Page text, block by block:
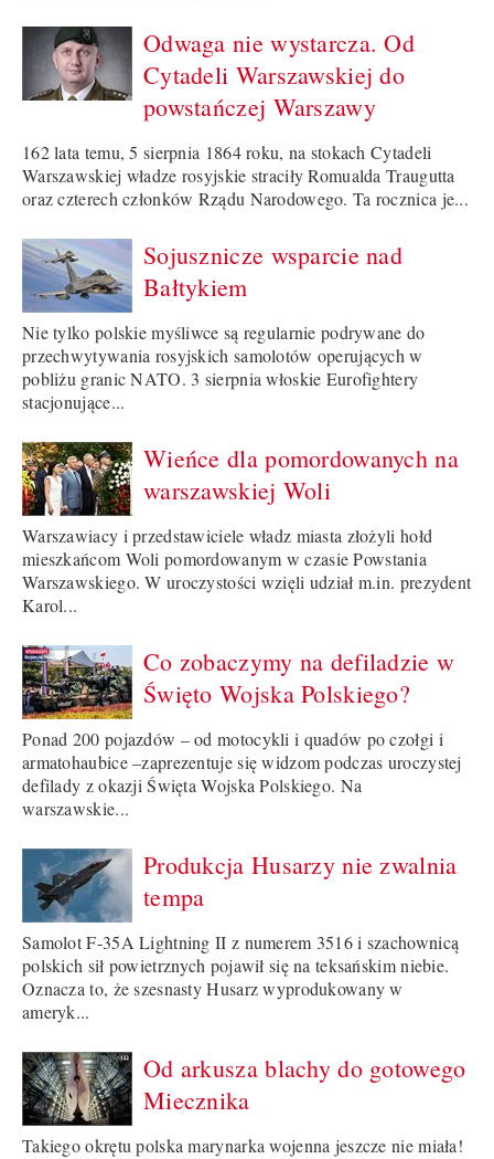
Odwaga nie wystarcza. Od
Cytadeli Warszawskiej do
powstańczej Warszawy
162 lata temu, 5 sierpnia 1864 roku, na stokach Cytadeli
Warszawskiej władze rosyjskie straciły Romualda Traugutta
oraz czterech członków Rządu Narodowego. Ta rocznica je...
Sojusznicze wsparcie nad
Bałtykiem
Nie tylko polskie myśliwce są regularnie podrywane do
przechwytywania rosyjskich samolotów operujących w
pobliżu granic NATO. 3 sierpnia włoskie Eurofightery
stacjonujące...
Wieńce dla pomordowanych na
warszawskiej Woli
Warszawiacy i przedstawiciele władz miasta złożyli hołd
mieszkańcom Woli pomordowanym w czasie Powstania
Warszawskiego. W uroczystości wzięli udział m.in. prezydent
Karol...
Co zobaczymy na defiladzie w
Święto Wojska Polskiego?
Ponad 200 pojazdów – od motocykli i quadów po czołgi i
armatohaubice –zaprezentuje się widzom podczas uroczystej
defilady z okazji Święta Wojska Polskiego. Na
warszawskie...
Produkcja Husarzy nie zwalnia
tempa
Samolot F-35A Lightning II z numerem 3516 i szachownicą
polskich sił powietrznych pojawił się na teksańskim niebie.
Oznacza to, że szesnasty Husarz wyprodukowany w
ameryk...
Od arkusza blachy do gotowego
Miecznika
Takiego okrętu polska marynarka wojenna jeszcze nie miała!